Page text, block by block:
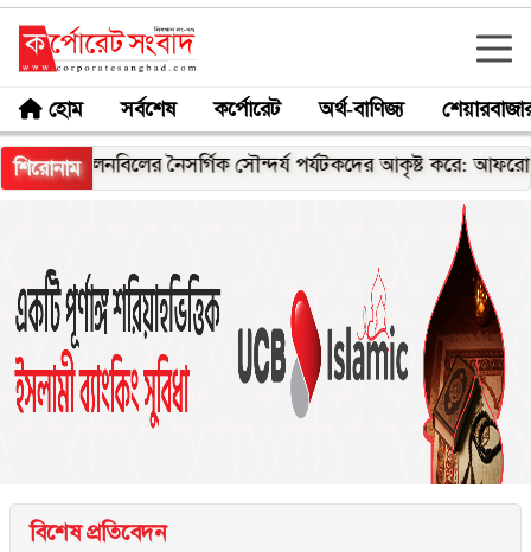
হোম সর্বশেষ কর্পোরেট অর্থ-বাণিজ্য
শিরোনাম
চলনবিলের নৈসর্গিক সৌন্দর্য পর্যটকদের আকৃষ্ট করে: আফরোজা খানম
বিশেষ প্রতিবেদন